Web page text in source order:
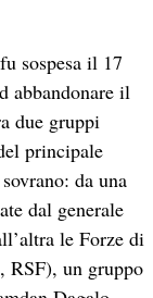
sospesa il 17
abbandonare il
due gruppi
principale
da una
dal generale
le Forze di
RSF), un gruppo